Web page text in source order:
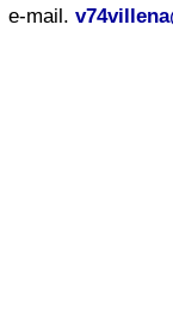
e-mail.